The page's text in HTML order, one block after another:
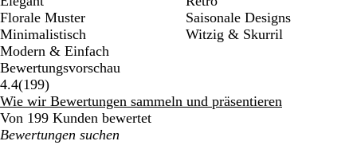
Florale Muster
Minimalistisch
Modern & Einfach
Saisonale Designs
Witzig & Skurril
Bewertungsvorschau
4.4(199199
Bewertungen
)
Wie wir Bewertungen sammeln und präsentieren
Von 199 Kunden bewertet
Meine